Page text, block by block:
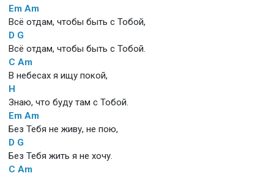
Em Am
Всё отдам, чтобы быть с Тобой,
D G
Всё отдам, чтобы быть с Тобой.
C Am
В небесах я ищу покой,
H
Знаю, что буду там с Тобой.
Em Am
Без Тебя не живу, не пою,
D G
Без Тебя жить я не хочу.
C Am